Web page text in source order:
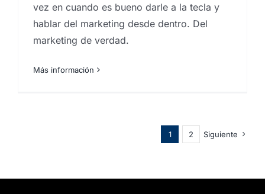
vez en cuando es bueno darle a la tecla y
hablar del marketing desde dentro. Del
marketing de verdad.
Más información
1 2 Siguiente